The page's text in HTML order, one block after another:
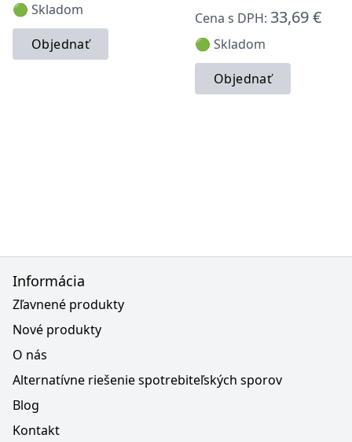
🟢 Skladom
Objednať
Cena s DPH: 33,69 €
🟢 Skladom
Objednať
Informácia
Zľavnené produkty
Nové produkty
O nás
Alternatívne riešenie spotrebiteľských sporov
Blog
Kontakt